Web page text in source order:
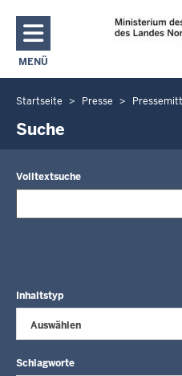
Direkt
MENÜ
NAVIGATION AKTIVIEREN/
Sie
befinden
Startseite Presse
Suche
Volltextsuche
Inhaltstyp
Auswählen
Schlagworte